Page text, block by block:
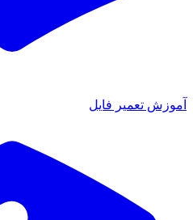
آموزش تعمیر فایل